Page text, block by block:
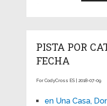
PISTA POR
FECHA
For CodyCross ES | 2018-07-09
en Una Casa,